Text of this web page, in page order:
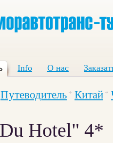
Info О нас
Путеводитель Китай
Hotel" 4*